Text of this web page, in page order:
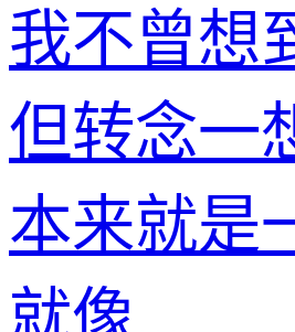
我不曾想
但转念一
本来就是